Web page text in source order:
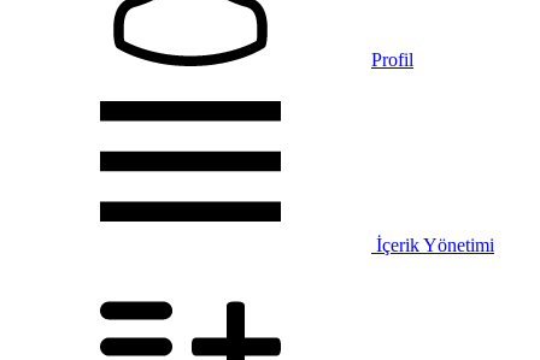
Profil
İçerik Yönetimi